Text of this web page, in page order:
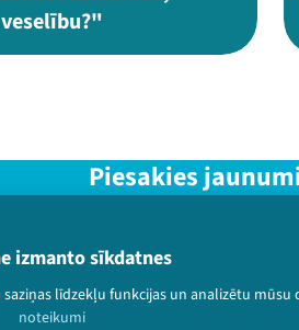
izmanto sīkdatnes
līdzekļu funkcijas un analizētu
noteikumi
Piesakies